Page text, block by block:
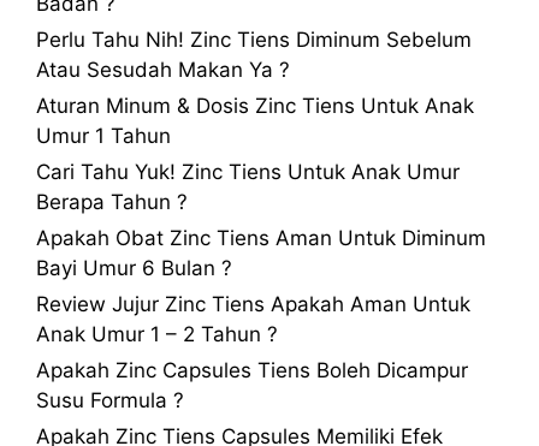
Perlu Tahu Nih! Zinc Tiens Diminum Sebelum
Atau Sesudah Makan Ya ?
Aturan Minum & Dosis Zinc Tiens Untuk Anak
Umur 1 Tahun
Cari Tahu Yuk! Zinc Tiens Untuk Anak Umur
Berapa Tahun ?
Apakah Obat Zinc Tiens Aman Untuk Diminum
Bayi Umur 6 Bulan ?
Review Jujur Zinc Tiens Apakah Aman Untuk
Anak Umur 1 – 2 Tahun ?
Apakah Zinc Capsules Tiens Boleh Dicampur
Susu Formula ?
Apakah Zinc Tiens Capsules Memiliki Efek